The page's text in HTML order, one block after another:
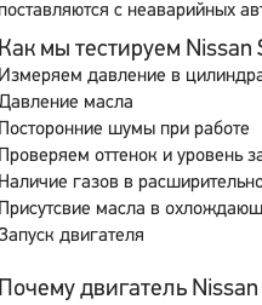
поставляются с неаварийных
Как мы тестируем Nissan
Измеряем давление в
масла
Посторонние шумы при работе
Проверяем оттенок и уровень
Наличие газов в
Присутсвие масла в
двигателя
Почему двигатель Nissan